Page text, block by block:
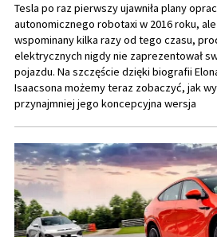
Tesla po raz pierwszy ujawniła plany
autonomicznego robotaxi w 2016 roku,
wspominany kilka razy od tego czasu,
elektrycznych nigdy nie zaprezentował
pojazdu. Na szczęście dzięki biografii
Isaacsona możemy teraz zobaczyć, jak
przynajmniej jego koncepcyjna wersja